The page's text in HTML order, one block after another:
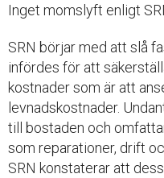
Inget momslyft enligt
SRN börjar med att slå
infördes för att
kostnader som är att
levnadskostnader.
till bostaden och
som reparationer, drift
SRN konstaterar att